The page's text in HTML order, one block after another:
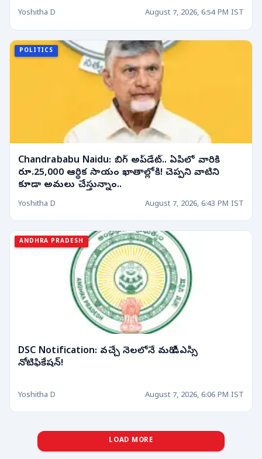
Yoshitha D August 7, 2026, 6:54 PM IST
POLITICS
Chandrababu Naidu: బిగ్ అప్‌డేట్.. ఏపీలో వారికి
రూ.25,000 ఆర్థిక సాయం ఖాతాల్లోకి! చెప్పని వాటిని
కూడా అమలు చేస్తున్నాం..
Yoshitha D August 7, 2026, 6:43 PM IST
ANDHRA PRADESH
DSC Notification: వచ్చే నెలలోనే మరో డీఎస్సీ
నోటిఫికేషన్!
Yoshitha D August 7, 2026, 6:06 PM IST
LOAD MORE